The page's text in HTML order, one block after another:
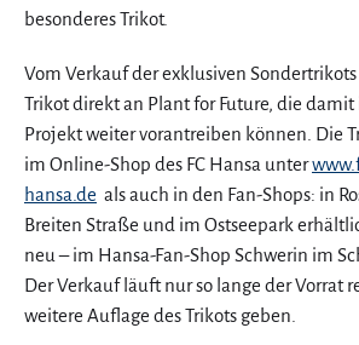
besonderes Trikot.
Vom Verkauf der exklusiven Sondertrikots
Trikot direkt an Plant for Future, die
Projekt weiter vorantreiben können. Die
im Online-Shop des FC Hansa unter
hansa.de als auch in den Fan-Shops: in
Breiten Straße und im Ostseepark
neu – im Hansa-Fan-Shop Schwerin im
Der Verkauf läuft nur so lange der Vorrat
weitere Auflage des Trikots geben.